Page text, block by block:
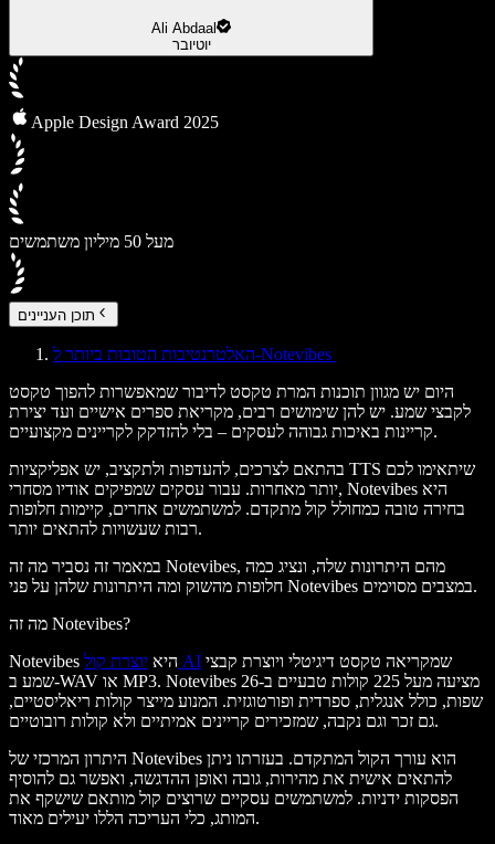
Ali Abdaal
יוטיובר
Apple Design Award 2025
מעל 50 מיליון משתמשים
תוכן העניינים
האלטרנטיבות הטובות ביותר ל-Notevibes
היום יש מגוון תוכנות המרת טקסט לדיבור שמאפשרות להפוך טקסט
לקבצי שמע. יש להן שימושים רבים, מקריאת ספרים אישיים ועד יצירת
קריינות באיכות גבוהה לעסקים – בלי להזדקק לקריינים מקצועיים.
בהתאם לצרכים, להעדפות ולתקציב, יש אפליקציות TTS שיתאימו לכם
יותר מאחרות. עבור עסקים שמפיקים אודיו מסחרי, Notevibes היא
בחירה טובה כמחולל קול מתקדם. למשתמשים אחרים, קיימות חלופות
רבות שעשויות להתאים יותר.
במאמר זה נסביר מה זה Notevibes, מהם היתרונות שלה, ונציג כמה
חלופות מהשוק ומה היתרונות שלהן על פני Notevibes במצבים מסוימים.
מה זה Notevibes?
Notevibes היא יוצרת קול AI
שמע ב-WAV או MP3. Notevibes מציעה מעל 225 קולות טבעיים ב-26
שפות, כולל אנגלית, ספרדית ופורטוגזית. המנוע מייצר קולות ריאליסטיים,
גם זכר וגם נקבה, שמזכירים קריינים אמיתיים ולא קולות רובוטיים.
היתרון המרכזי של Notevibes הוא עורך הקול המתקדם. בעזרתו ניתן
להתאים אישית את מהירות, גובה ואופן ההדגשה, ואפשר גם להוסיף
הפסקות ידניות. למשתמשים עסקיים שרוצים קול מותאם שישקף את
המותג, כלי העריכה הללו יעילים מאוד.